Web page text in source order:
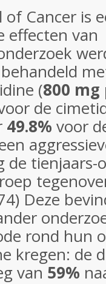
of Cancer is
effecten
(800 mg
de
49.8% voor
de
Deze
rond hun
kregen: de
van 59%